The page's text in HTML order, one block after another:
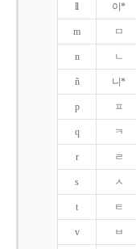
ll 이*
m ㅁ
n ㄴ
ñ 니*
p ㅍ
q ㅋ
r ㄹ
s ㅅ
t ㅌ
v ㅂ